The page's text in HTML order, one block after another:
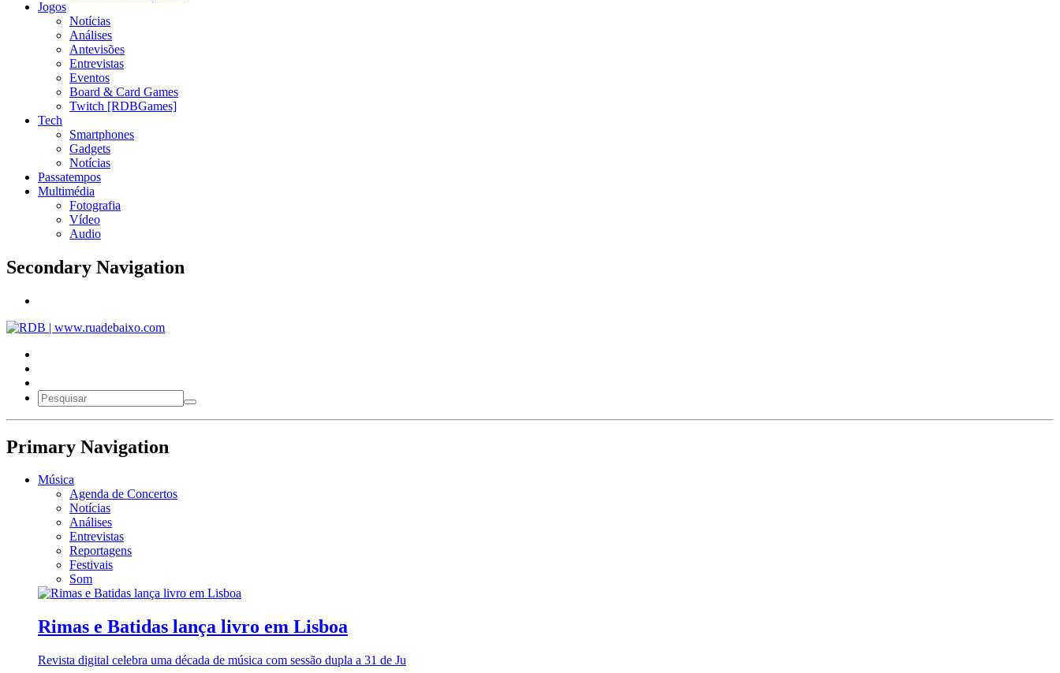
Jogos
Notícias
Análises
Antevisões
Entrevistas
Eventos
Board & Card Games
Twitch [RDBGames]
Tech
Smartphones
Gadgets
Notícias
Passatempos
Multimédia
Fotografia
Vídeo
Audio
Secondary Navigation
Primary Navigation
Música
Agenda de Concertos
Notícias
Análises
Entrevistas
Reportagens
Festivais
Som
Rimas e Batidas lança livro em Lisboa
Revista digital celebra uma década de música com sessão dupla a 31 de Ju